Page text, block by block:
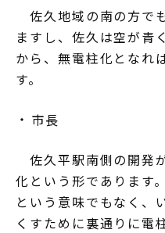
佐久地域の南の方で
ますし、佐久は空が青
から、無電柱化となれ
す。
市長
佐久平駅南側の開発
化という形であります
という意味でもなく、
くすために裏通りに電